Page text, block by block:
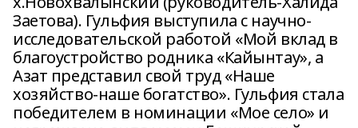
Заетова). Гульфия выступила с научно-
исследовательской работой «Мой вклад в
благоустройство родника «Кайынтау», а
Азат представил свой труд «Наше
хозяйство-наше богатство». Гульфия стала
победителем в номинации «Мое село» и